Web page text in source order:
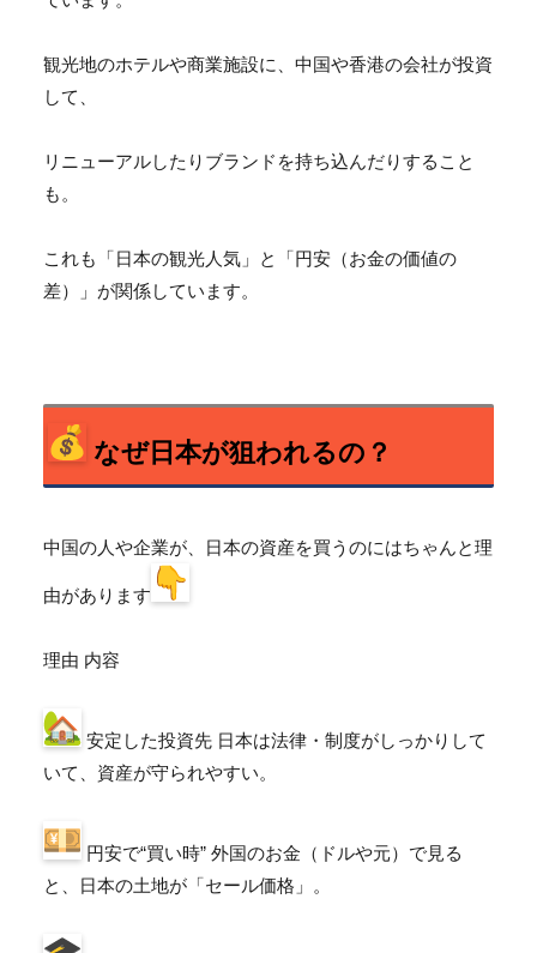
観光地のホテルや商業施設に、中国や香港の会社が投資
して、
リニューアルしたりブランドを持ち込んだりすること
も。
これも「日本の観光人気」と「円安（お金の価値の
差）」 が関係しています。
なぜ日本が狙われるの？
中国の人や企業が、 日本の資産を買うのにはちゃんと理
由があります
理由 内容
安定した投資先 日本は法律・制度がしっかりして
いて、資産が守られやすい。
円安で“買い時” 外国のお金（ドルや元）で見る
と、日本の土地が「セール価格」。